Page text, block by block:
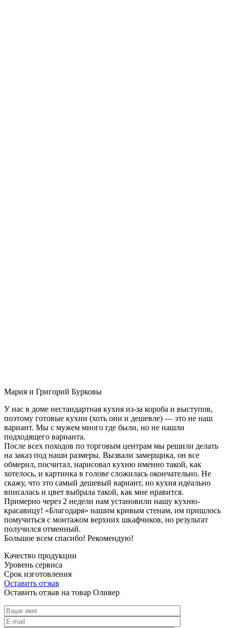
Мария и Григорий Бурковы
У нас в доме нестандартная кухня из-за короба и выступов,
поэтому готовые кухни (хоть они и дешевле) — это не наш
вариант. Мы с мужем много где были, но не нашли
подходящего варианта.
После всех походов по торговым центрам мы решили делать
на заказ под наши размеры. Вызвали замерщика, он все
обмерил, посчитал, нарисовал кухню именно такой, как
хотелось, и картинка в голове сложилась окончательно. Не
скажу, что это самый дешевый вариант, но кухня идеально
вписалась и цвет выбрала такой, как мне нравится.
Примерно через 2 недели нам установили нашу кухню-
красавицу! «Благодаря» нашим кривым стенам, им пришлось
помучиться с монтажом верхних шкафчиков, но результат
получился отменный.
Большое всем спасибо! Рекомендую!
Качество продукции
Уровень сервиса
Срок изготовления
Оставить отзыв
Оставить отзыв на товар Оливер